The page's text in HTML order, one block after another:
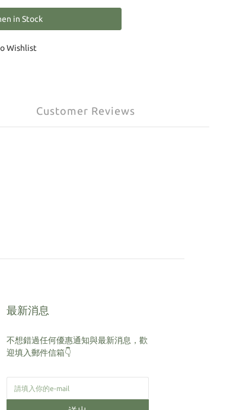
in Stock
Wishlist
Customer Reviews
最新消息
不想錯過任何優惠通知與最新消息，歡
迎填入郵件信箱👇